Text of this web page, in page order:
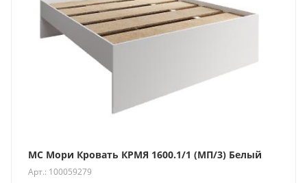
МС Мори Кровать КРМЯ 1600.1/1 (МП/3) Белый
Арт.: 100059279